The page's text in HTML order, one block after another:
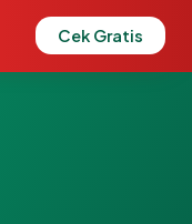
Cek Gratis